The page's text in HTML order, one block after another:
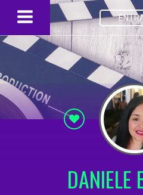
DANIELE